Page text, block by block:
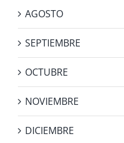
AGOSTO
SEPTIEMBRE
OCTUBRE
NOVIEMBRE
DICIEMBRE